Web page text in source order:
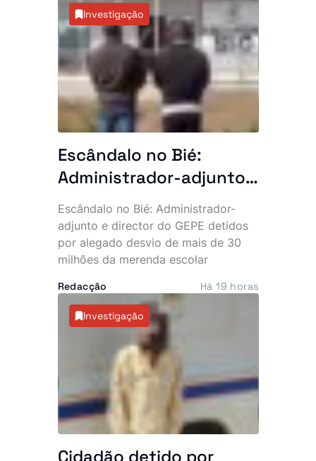
na revista internacional Merits,
sediada na Suíça. A iniciativa
pretende dar maior projecção
internacional à investigação
produzida no país, com candidaturas
abertas até 31 de Julho de 2027.
Investigação
Escândalo no Bié:
Administrador-adjunto
e director do GEPE
«batem na parede»
mais de 30 milhões de
kzs da merenda escolar
Escândalo no Bié: Administrador-
adjunto e director do GEPE detidos
por alegado desvio de mais de 30
milhões da merenda escolar
Redacção Há 19 horas
Investigação
Cidadão detido por